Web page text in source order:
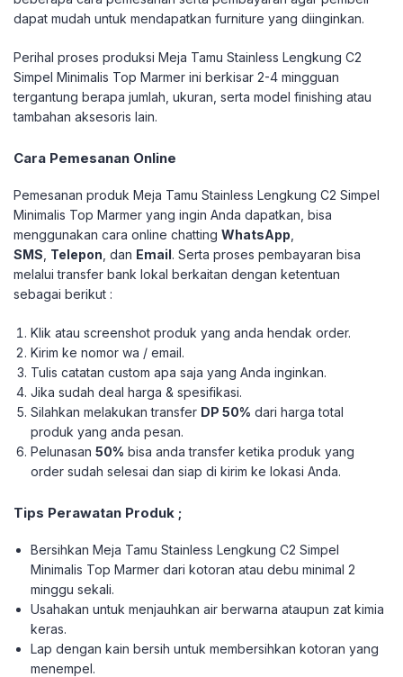
dapat mudah untuk mendapatkan furniture yang diinginkan.
Perihal proses produksi Meja Tamu Stainless Lengkung C2
Simpel Minimalis Top Marmer ini berkisar 2-4 mingguan
tergantung berapa jumlah, ukuran, serta model finishing atau
tambahan aksesoris lain.
Cara Pemesanan Online
Pemesanan produk Meja Tamu Stainless Lengkung C2 Simpel
Minimalis Top Marmer yang ingin Anda dapatkan, bisa
menggunakan cara online chatting WhatsApp
SMS Telepon , dan Email. Serta proses pembayaran bisa
melalui transfer bank lokal berkaitan dengan ketentuan
sebagai berikut :
Klik atau screenshot produk yang anda hendak order.
Kirim ke nomor wa / email.
Tulis catatan custom apa saja yang Anda inginkan.
Jika sudah deal harga & spesifikasi.
Silahkan melakukan transfer DP 50% dari harga total
produk yang anda pesan.
Pelunasan50% bisa anda transfer ketika produk yang
order sudah selesai dan siap di kirim ke lokasi Anda.
Tips Perawatan Produk ;
Bersihkan Meja Tamu Stainless Lengkung C2 Simpel
Minimalis Top Marmer dari kotoran atau debu minimal 2
minggu sekali.
Usahakan untuk menjauhkan air berwarna ataupun zat kimia
keras.
Lap dengan kain bersih untuk membersihkan kotoran yang
menempel.